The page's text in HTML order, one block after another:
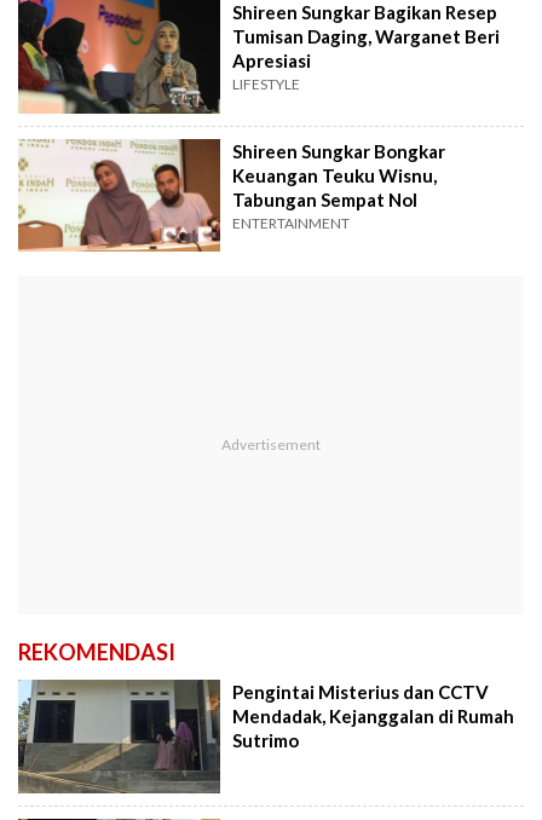
Shireen Sungkar Bagikan Resep
Tumisan Daging, Warganet Beri
Apresiasi
LIFESTYLE
Shireen Sungkar Bongkar
Keuangan Teuku Wisnu,
Tabungan Sempat Nol
ENTERTAINMENT
REKOMENDASI
Pengintai Misterius dan CCTV
Mendadak, Kejanggalan di Rumah
Sutrimo